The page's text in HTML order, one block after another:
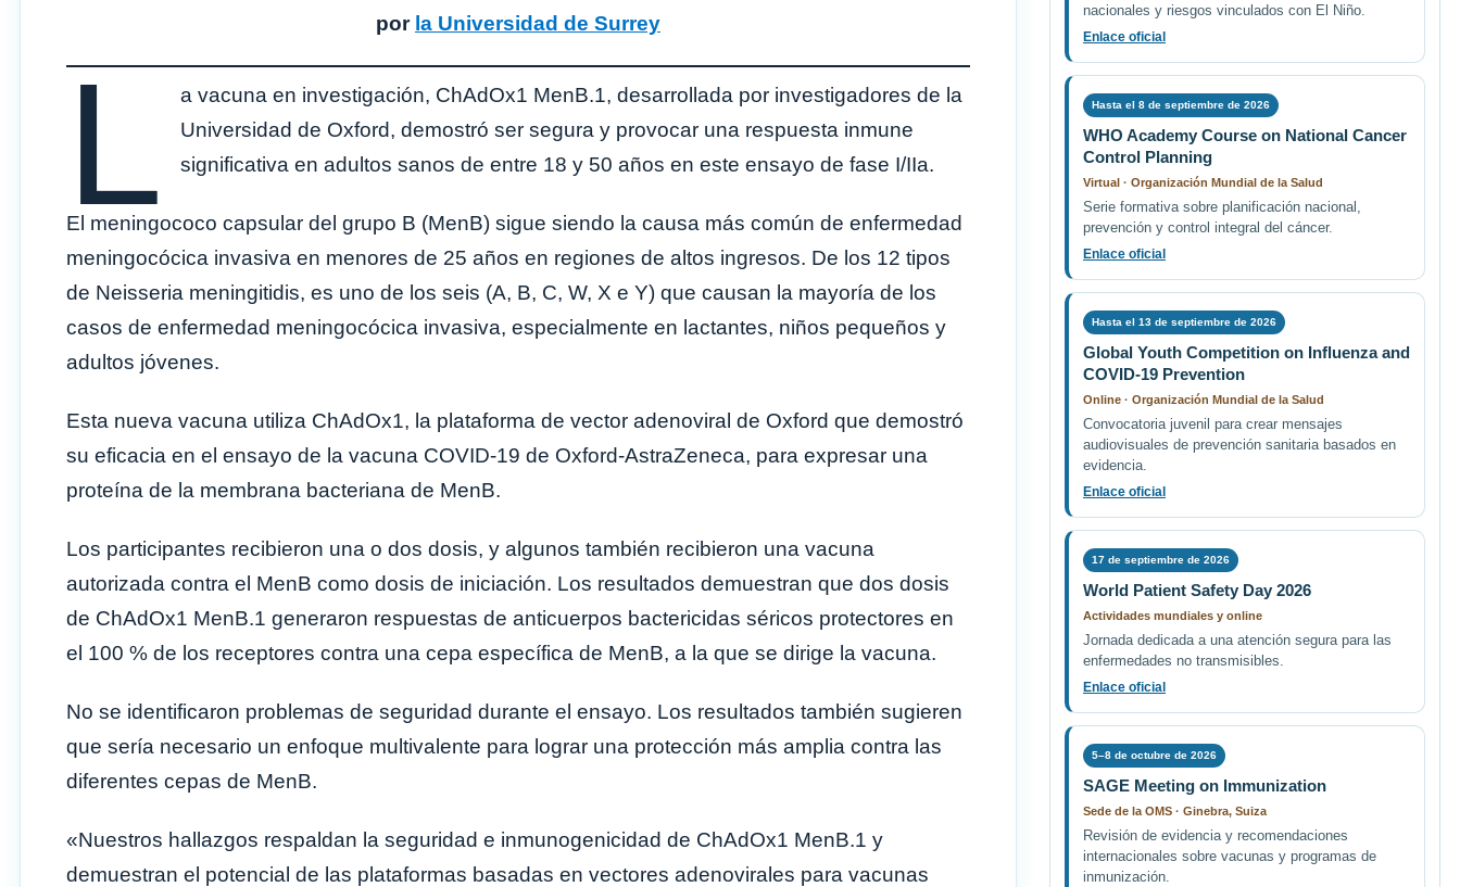
por la Universidad de Surrey
L
a vacuna en investigación, ChAdOx1 MenB.1, desarrollada por investigadores de la
Universidad de Oxford, demostró ser segura y provocar una respuesta inmune
significativa en adultos sanos de entre 18 y 50 años en este ensayo de fase I/IIa.
El meningococo capsular del grupo B (MenB) sigue siendo la causa más común de enfermedad
meningocócica invasiva en menores de 25 años en regiones de altos ingresos. De los 12 tipos
de Neisseria meningitidis, es uno de los seis (A, B, C, W, X e Y) que causan la mayoría de los
casos de enfermedad meningocócica invasiva, especialmente en lactantes, niños pequeños y
adultos jóvenes.
Esta nueva vacuna utiliza ChAdOx1, la plataforma de vector adenoviral de Oxford que demostró
su eficacia en el ensayo de la vacuna COVID-19 de Oxford-AstraZeneca, para expresar una
proteína de la membrana bacteriana de MenB.
Los participantes recibieron una o dos dosis, y algunos también recibieron una vacuna
autorizada contra el MenB como dosis de iniciación. Los resultados demuestran que dos dosis
de ChAdOx1 MenB.1 generaron respuestas de anticuerpos bactericidas séricos protectores en
el 100 % de los receptores contra una cepa específica de MenB, a la que se dirige la vacuna.
No se identificaron problemas de seguridad durante el ensayo. Los resultados también sugieren
que sería necesario un enfoque multivalente para lograr una protección más amplia contra las
diferentes cepas de MenB.
«Nuestros hallazgos respaldan la seguridad e inmunogenicidad de ChAdOx1 MenB.1 y
demuestran el potencial de las plataformas basadas en vectores adenovirales para vacunas
nacionales y riesgos vinculados con El Niño.
Enlace oficial
Hasta el 8 de septiembre de 2026
WHO Academy Course on National Cancer
Control Planning
Virtual · Organización Mundial de la Salud
Serie formativa sobre planificación nacional,
prevención y control integral del cáncer.
Enlace oficial
Hasta el 13 de septiembre de 2026
Global Youth Competition on Influenza and
COVID-19 Prevention
Online · Organización Mundial de la Salud
Convocatoria juvenil para crear mensajes
audiovisuales de prevención sanitaria basados en
evidencia.
Enlace oficial
17 de septiembre de 2026
World Patient Safety Day 2026
Actividades mundiales y online
Jornada dedicada a una atención segura para las
enfermedades no transmisibles.
Enlace oficial
5–8 de octubre de 2026
SAGE Meeting on Immunization
Sede de la OMS · Ginebra, Suiza
Revisión de evidencia y recomendaciones
internacionales sobre vacunas y programas de
inmunización.